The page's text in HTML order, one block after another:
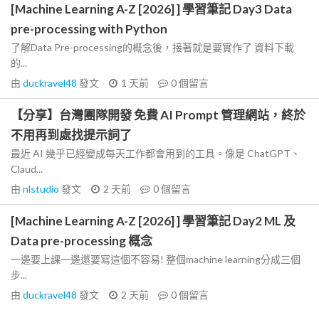
[Machine Learning A-Z [2026] ] 學習筆記 Day3 Data
pre-processing with Python
了解Data Pre-processing的概念後，接著就是要實作了 資料下載
的...
由 duckravel48 發文 1 天前 0個留言
【分享】台灣團隊開發 免費 AI Prompt 管理網站，終於
不用再到處找提示詞了
最近 AI 幾乎已經變成每天工作都會用到的工具。像是 ChatGPT、
Claud...
由 nlstudio 發文 2 天前 0個留言
[Machine Learning A-Z [2026] ] 學習筆記 Day2 ML 及
Data pre-processing 概念
一邊要上課一邊還要寫這個不容易! 整個machine learning分成三個
步...
由 duckravel48 發文 2 天前 0個留言